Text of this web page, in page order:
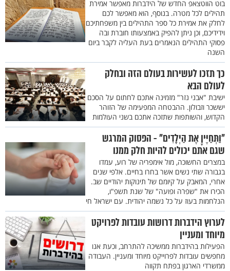
בוט הווטצאפ החדש של הידברות מאפשר אמירת
תהילים לכל מטרה. בנוסף, הוא מאפשר לכם
לחלק את אמירת כל ספר התהילים בין משפחתיכם
וידידיכם, וכן ניתן להפיק באמצעותו חוברת ובה
פסוקי התהילים הנאמרים בעת העליה לקבר ביום
השנה
כך תזכו לעשירות בעולם הזה ובחלק
לעולם הבא
ישיבת "אבני נזר" מזמינה אתכם לחתום על הסכם
יששכר וזבולון. ההבטחה המפעימה של הזוהר
הקדוש, והשותפות שתזכה אתכם בשני העולמות
"וַתְּחַיֶּיןָ אֶת הַיְלָדִים" - הפסוק המרגש
שגם אתם יכולים להיות חלק ממנו
במצרים החשוכה, מול אימפריה של רוע, עמדו
בגבורה שתי נשים אשר בחרו בחיים. אלפי שנים
אחרי, המאבק על קיומם של תינוקות יהודיים שב.
הכירו את "שפרה ופועה" של שנת תשפ"ו,
הנלחמות בעוז על כל נשמה יהודית. עם ישראל חי
לערוץ הידברות דרושות עובדות לפרויקט
מיוחד ומעניין
הפעילות בהידברות ממשיכה להתרחב, וכעת אנו
מחפשים עובדות לפרוייקט מיוחד ומעניין. העבודה
ממשרדי הארגון בפתח תקווה